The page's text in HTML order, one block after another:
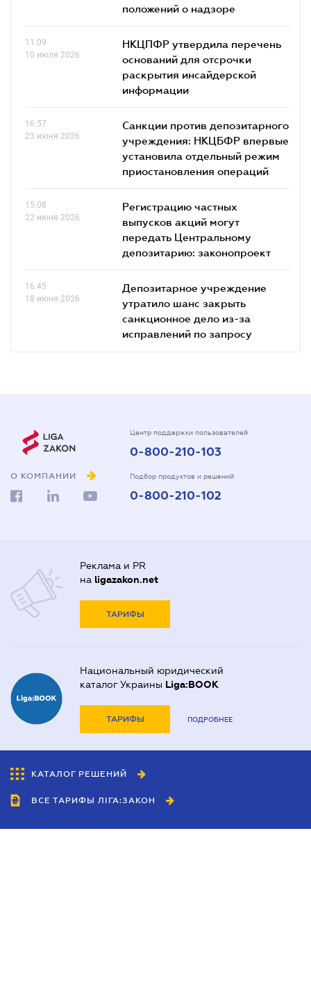
положений о надзоре
11.09
10 июля 2026
НКЦПФР утвердила перечень
оснований для отсрочки
раскрытия инсайдерской
информации
16.57
23 июня 2026
Санкции против депозитарного
учреждения: НКЦБФР впервые
установила отдельный режим
приостановления операций
15.08
22 июня 2026
Регистрацию частных
выпусков акций могут
передать Центральному
депозитарию: законопроект
16.45
18 июня 2026
Депозитарное учреждение
утратило шанс закрыть
санкционное дело из-за
исправлений по запросу
О КОМПАНИИ
Центр поддержки пользователей
0-800-210-103
Подбор продуктов и решений
0-800-210-102
Реклама и PR
на ligazakon.net
ТАРИФЫ
Национальный юридический
каталог Украины Liga:BOOK
ТАРИФЫ ПОДРОБНЕЕ
КАТАЛОГ РЕШЕНИЙ
ВСЕ ТАРИФЫ ЛІГА:ЗАКОН